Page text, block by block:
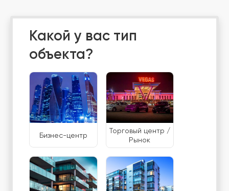
Какой у вас тип
объекта?
Бизнес-центр
Торговый центр /
Рынок